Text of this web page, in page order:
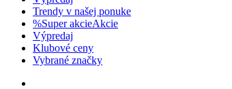
Trendy v našej ponuke
%Super akcieAkcie
Výpredaj
Klubové ceny
Vybrané značky